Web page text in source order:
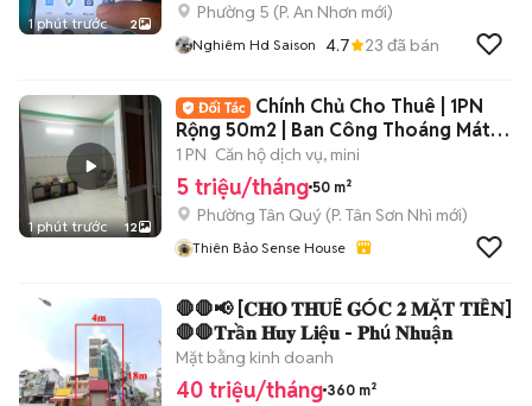
1 phút trước 2
Phường 5 (P. An Nhơn mới)
Nghiêm Hd Saison 4.7 23 đã bán
1 phút trước 12
Chính Chủ Cho Thuê | 1PN
Rộng 50m2 | Ban Công Thoáng Mát |
Full NT
1 PN Căn hộ dịch vụ, mini
5 triệu/tháng 50 m²
Phường Tân Quý (P. Tân Sơn Nhì mới)
Thiên Bảo Sense House
🛑🛑📢 [𝐂𝐇𝐎 𝐓𝐇𝐔Ê 𝐆Ó𝐂 𝟐 𝐌Ặ𝐓 𝐓𝐈Ề𝐍]
🛑🛑𝐓𝐫ầ𝐧 𝐇𝐮𝐲 𝐋𝐢ệ𝐮 - 𝐏𝐡ú 𝐍𝐡𝐮ậ𝐧
Mặt bằng kinh doanh
40 triệu/tháng 360 m²